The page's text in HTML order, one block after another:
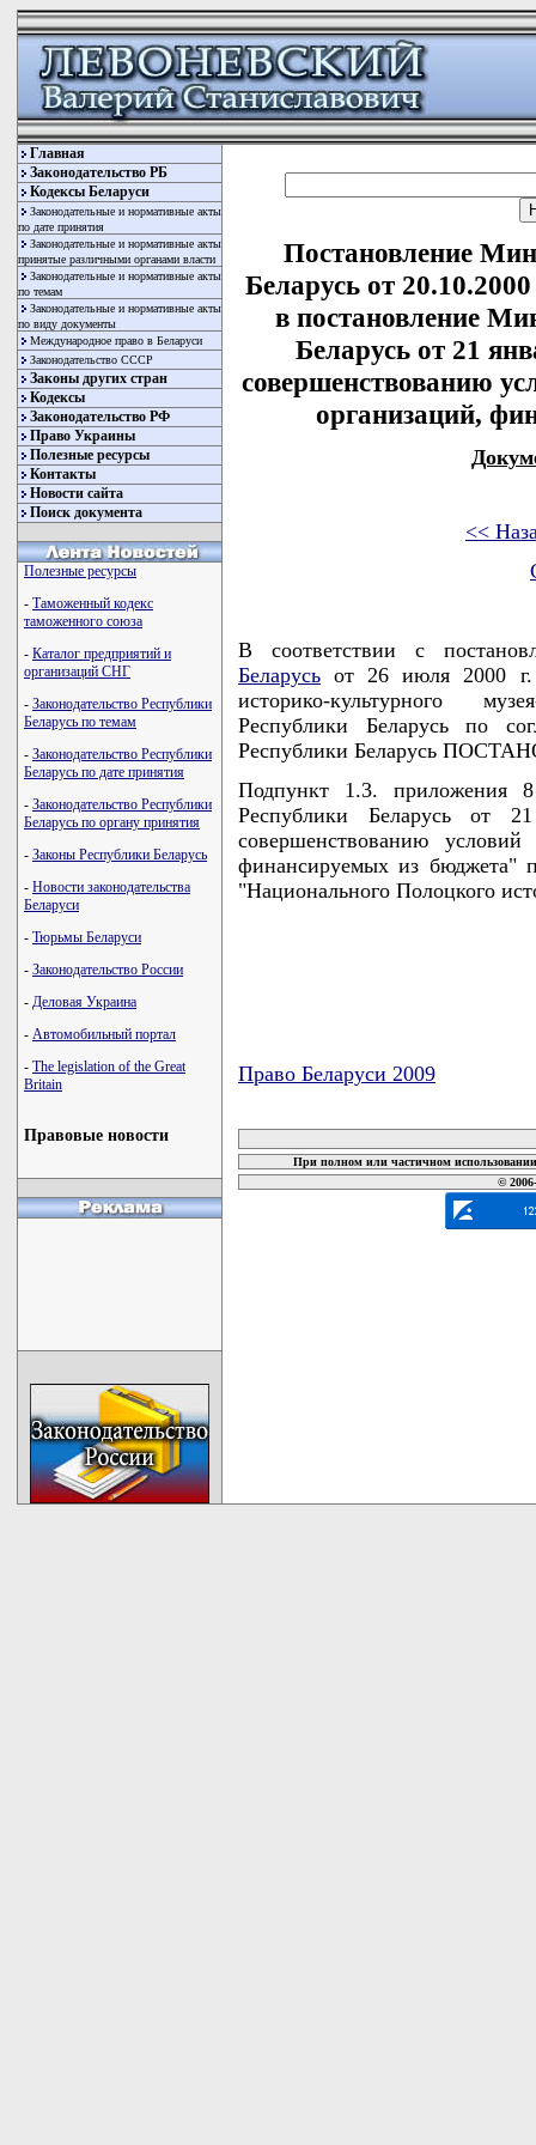
Главная
Законодательство РБ
Кодексы Беларуси
Законодательные и нормативные акты
по дате принятия
Законодательные и нормативные акты
принятые различными органами власти
Законодательные и нормативные акты
по темам
Законодательные и нормативные акты
по виду документы
Международное право в Беларуси
Законодательство СССР
Законы других стран
Кодексы
Законодательство РФ
Право Украины
Полезные ресурсы
Контакты
Новости сайта
Поиск документа
Полезные ресурсы
- Таможенный кодекс
таможенного союза
- Каталог предприятий и
организаций СНГ
- Законодательство Республики
Беларусь по темам
- Законодательство Республики
Беларусь по дате принятия
- Законодательство Республики
Беларусь по органу принятия
- Законы Республики Беларусь
- Новости законодательства
Беларуси
- Тюрьмы Беларуси
- Законодательство России
- Деловая Украина
- Автомобильный портал
- The legislation of the Great
Britain
Правовые новости
Постановление
Беларусь от
в постановление
Беларусь от 21
совершенствованию
организаций,
<<
В соответствии с
Беларусь от 26 июля 2000 г.
историко-культурного
Республики Беларусь по
Республики Беларусь
Подпункт 1.3. приложения
Республики Беларусь
совершенствованию
финансируемых из бюджета"
"Национального Полоцкого
Право Беларуси 2009
При полном или частичном
©